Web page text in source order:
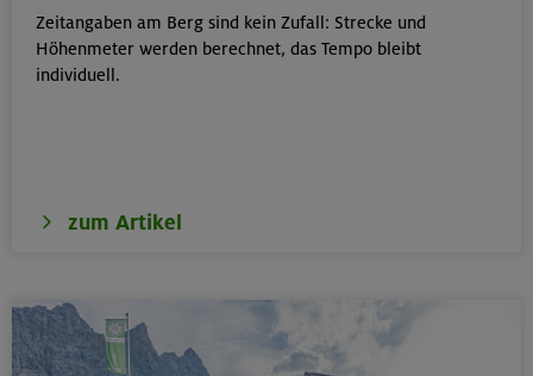
17.-19.08.26
Schwarzenstein 3369 m und Schönbichler Horn 3133
16.08.26
Bayerische Voralpen (Schlierseer Berge)
Zeitangaben am Berg sind kein Zufall: Strecke und
Höhenmeter werden berechnet, das Tempo bleibt
individuell.
zum Artikel